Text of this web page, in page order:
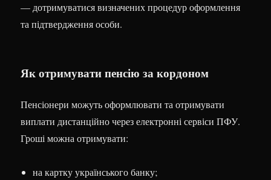
— дотримуватися визначених процедур оформлення
та підтвердження особи.
Як отримувати пенсію за кордоном
Пенсіонери можуть оформлювати та отримувати
виплати дистанційно через електронні сервіси ПФУ.
Гроші можна отримувати:
на картку українського банку;